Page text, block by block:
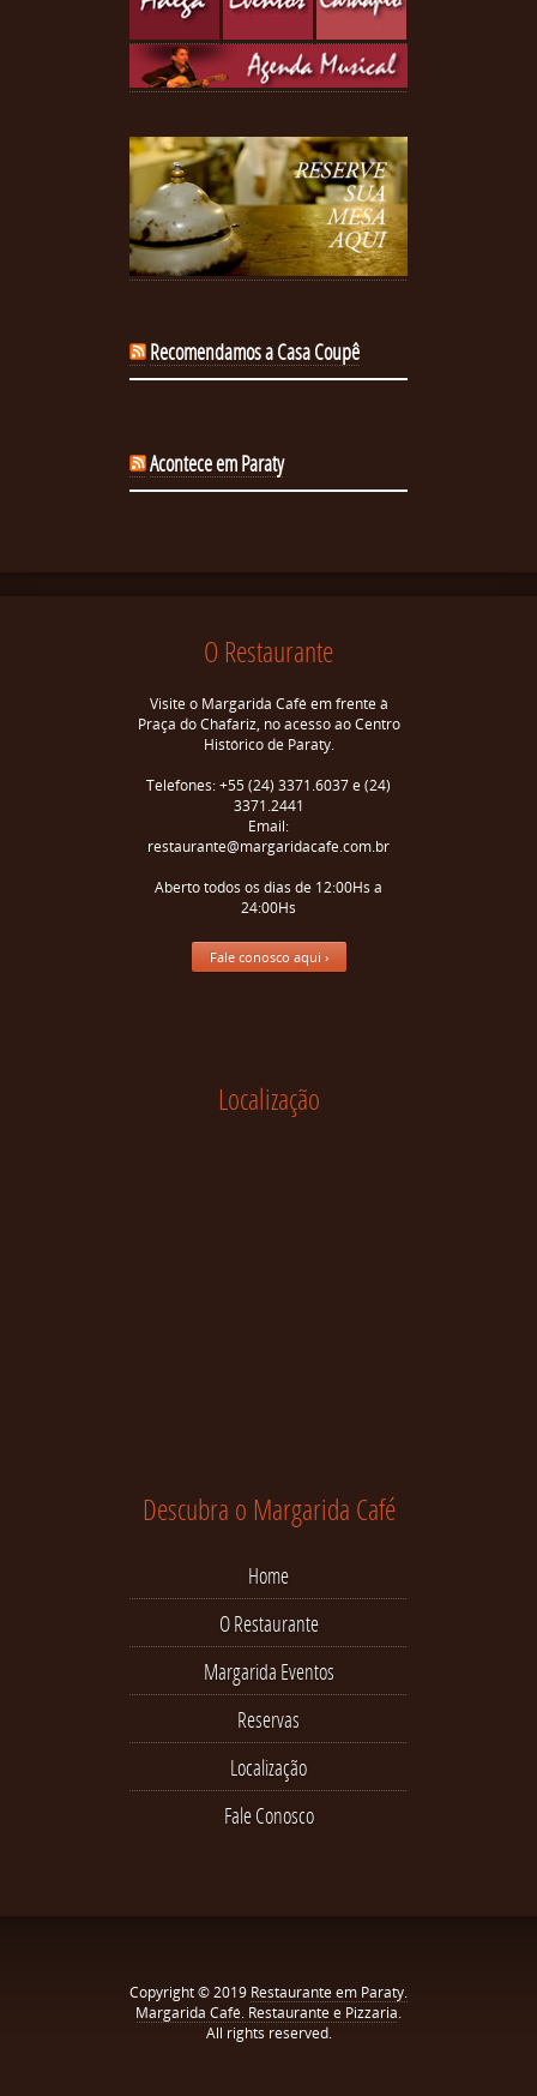
Recomendamos a Casa Coupê
Acontece em Paraty
O Restaurante
Visite o Margarida Café em frente à
Praça do Chafariz, no acesso ao Centro
Histórico de Paraty.
Telefones: +55 (24) 3371.6037 e (24)
3371.2441
Email:
restaurante@margaridacafe.com.br
Aberto todos os dias de 12:00Hs a
24:00Hs
Fale conosco aqui ›
Localização
Descubra o Margarida Café
Home
O Restaurante
Margarida Eventos
Reservas
Localização
Fale Conosco
Copyright © 2019 Restaurante em Paraty.
Margarida Café. Restaurante e Pizzaria.
All rights reserved.